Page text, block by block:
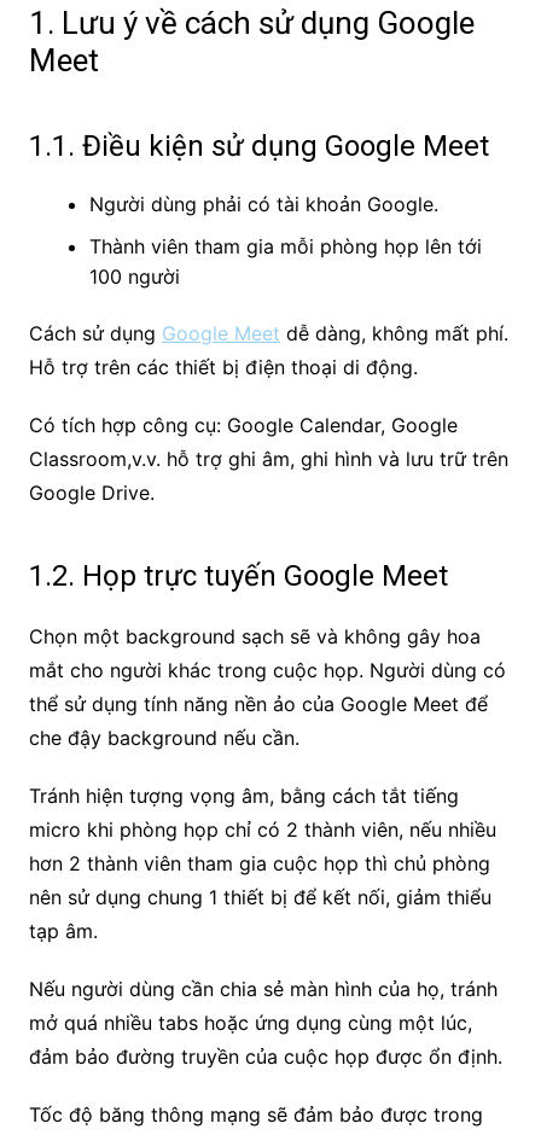
1. Lưu ý về cách sử dụng Google
Meet
1.1. Điều kiện sử dụng Google Meet
Người dùng phải có tài khoản Google.
Thành viên tham gia mỗi phòng họp lên tới
100 người
Cách sử dụng Google Meet dễ dàng, không mất phí.
Hỗ trợ trên các thiết bị điện thoại di động.
Có tích hợp công cụ: Google Calendar, Google
Classroom,v.v. hỗ trợ ghi âm, ghi hình và lưu trữ trên
Google Drive.
1.2. Họp trực tuyến Google Meet
Chọn một background sạch sẽ và không gây hoa
mắt cho người khác trong cuộc họp. Người dùng có
thể sử dụng tính năng nền ảo của Google Meet để
che đậy background nếu cần.
Tránh hiện tượng vọng âm, bằng cách tắt tiếng
micro khi phòng họp chỉ có 2 thành viên, nếu nhiều
hơn 2 thành viên tham gia cuộc họp thì chủ phòng
nên sử dụng chung 1 thiết bị để kết nối, giảm thiểu
tạp âm.
Nếu người dùng cần chia sẻ màn hình của họ, tránh
mở quá nhiều tabs hoặc ứng dụng cùng một lúc,
đảm bảo đường truyền của cuộc họp được ổn định.
Tốc độ băng thông mạng sẽ đảm bảo được trong